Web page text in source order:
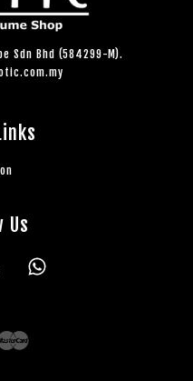
Sdn Bhd (584299-M).
Us
Wechat